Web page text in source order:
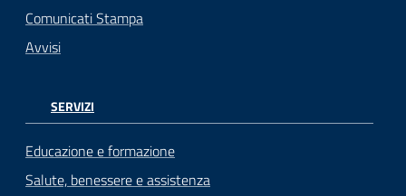
Comunicati Stampa
Avvisi
SERVIZI
Educazione e formazione
Salute, benessere e assistenza